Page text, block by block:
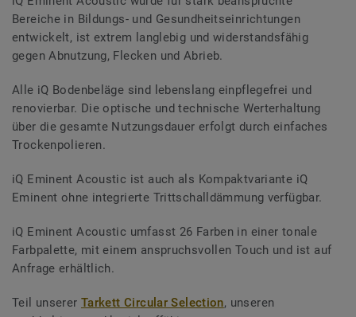
Bereiche in Bildungs- und Gesundheitseinrichtungen
entwickelt, ist extrem langlebig und widerstandsfähig
gegen Abnutzung, Flecken und Abrieb.
Alle iQ Bodenbeläge sind lebenslang einpflegefrei und
renovierbar. Die optische und technische Werterhaltung
über die gesamte Nutzungsdauer erfolgt durch einfaches
Trockenpolieren.
iQ Eminent Acoustic ist auch als Kompaktvariante iQ
Eminent ohne integrierte Trittschalldämmung verfügbar.
iQ Eminent Acoustic umfasst 26 Farben in einer tonale
Farbpalette, mit einem anspruchsvollen Touch und ist auf
Anfrage erhältlich.
Teil unserer Tarkett Circular Selection, unseren